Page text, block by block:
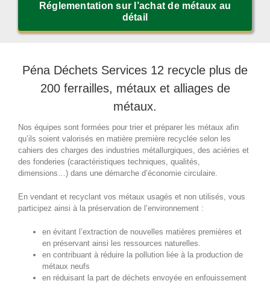
Réglementation sur l’achat de métaux au
détail
Péna Déchets Services 12 recycle plus de
200 ferrailles, métaux et alliages de
métaux.
Nos équipes sont formées pour trier et préparer les métaux afin
qu’ils soient valorisés en matière première recyclée selon les
cahiers des charges des industries métallurgiques, des aciéries et
des fonderies (caractéristiques techniques, qualités,
dimensions…) dans une démarche d’économie circulaire.
En vendant et recyclant vos métaux usagés et non utilisés, vous
participez ainsi à la préservation de l’environnement :
en évitant l’extraction de nouvelles matières premières et
en préservant ainsi les ressources naturelles.
en contribuant à réduire la pollution liée à la production de
métaux neufs
en réduisant la part de déchets envoyée en enfouissement